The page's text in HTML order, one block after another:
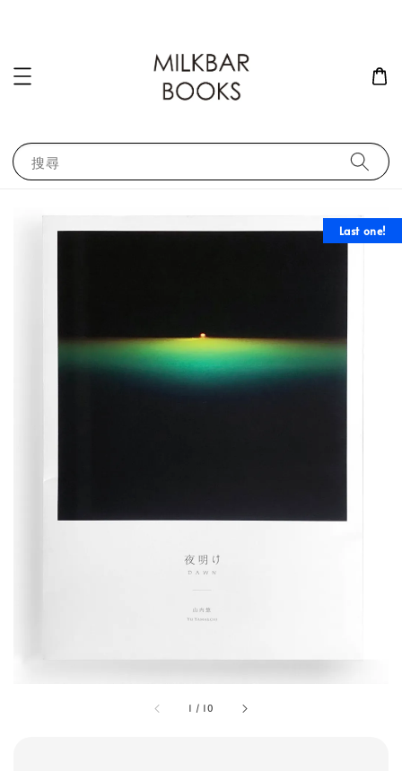
搜尋
1 / 10
Last one!